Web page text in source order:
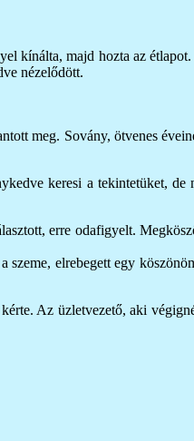
kínálta, majd hozta az
nézelődött.
meg. Sovány, ötvenes
keresi a tekintetüket,
erre odafigyelt.
elrebegett egy
Az üzletvezető, aki